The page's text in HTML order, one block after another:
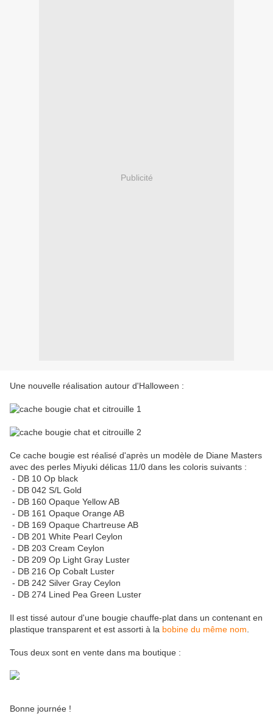
Publicité
Une nouvelle réalisation autour d'Halloween :
Ce cache bougie est réalisé d'après un modèle de Diane Masters
avec des perles Miyuki délicas 11/0 dans les coloris suivants :
- DB 10 Op black
- DB 042 S/L Gold
- DB 160 Opaque Yellow AB
- DB 161 Opaque Orange AB
- DB 169 Opaque Chartreuse AB
- DB 201 White Pearl Ceylon
- DB 203 Cream Ceylon
- DB 209 Op Light Gray Luster
- DB 216 Op Cobalt Luster
- DB 242 Silver Gray Ceylon
- DB 274 Lined Pea Green Luster
Il est tissé autour d'une bougie chauffe-plat dans un contenant en
plastique transparent et est assorti à la bobine du même nom
Tous deux sont en vente dans ma boutique :
Bonne journée !